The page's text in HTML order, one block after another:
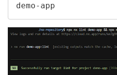
demo-app